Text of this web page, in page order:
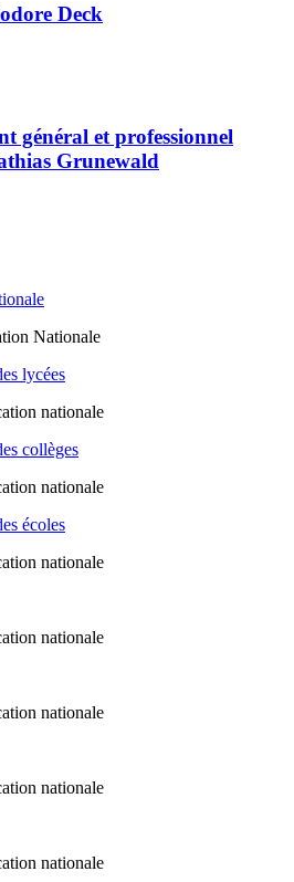
Deck
général et professionnel
Grunewald
Nationale
lycées
nationale
collèges
nationale
écoles
nationale
nationale
nationale
nationale
nationale